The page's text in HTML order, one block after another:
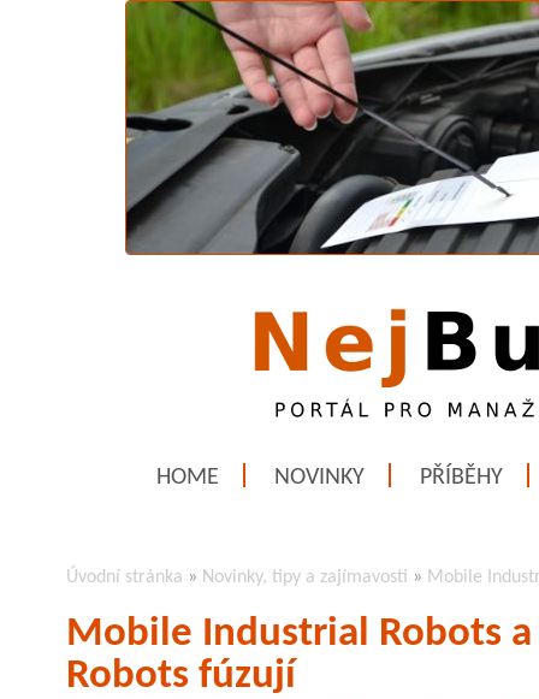
HOME NOVINKY PŘÍBĚHY
Úvodní stránka » Novinky, tipy a zajímavosti » Mobile
Mobile Industrial Robots
Robots fúzují